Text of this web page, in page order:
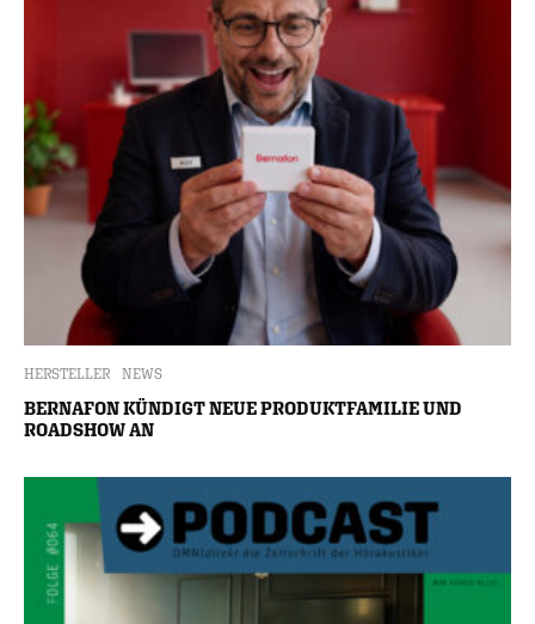
HERSTELLER NEWS
BERNAFON KÜNDIGT NEUE PRODUKTFAMILIE UND
ROADSHOW AN